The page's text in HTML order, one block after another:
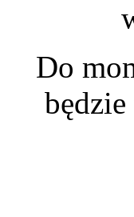
Do